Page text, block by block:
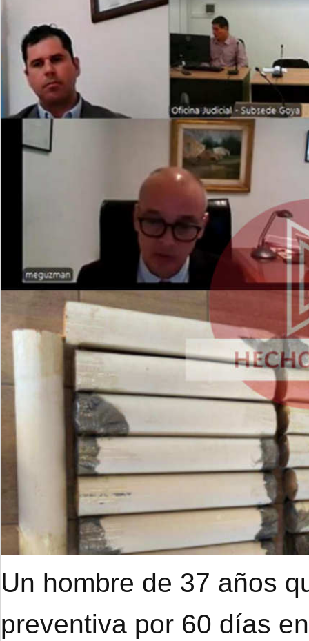
Un hombre de 37 años
preventiva por 60 días